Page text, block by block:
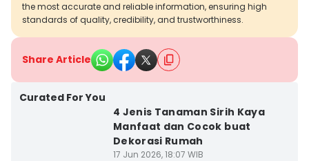
the most accurate and reliable information, ensuring high
standards of quality, credibility, and trustworthiness.
Share Article
Curated For You
4 Jenis Tanaman Sirih Kaya
Manfaat dan Cocok buat
Dekorasi Rumah
17 Jun 2026, 18:07 WIB